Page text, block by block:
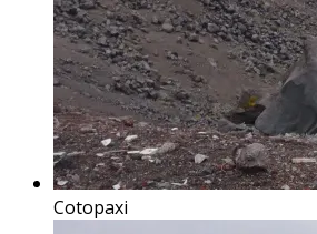
Cotopaxi